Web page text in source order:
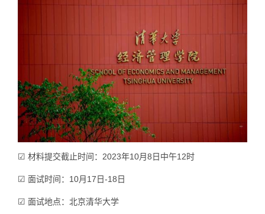
☑ 材料提交截止时间：2023年10月8日中午12时
☑ 面试时间：10月17日-18日
☑ 面试地点：北京清华大学